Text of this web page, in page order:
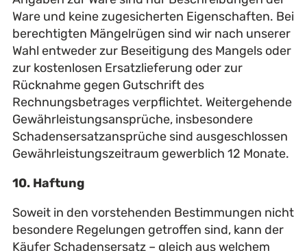
Ware und keine zugesicherten Eigenschaften. Bei
berechtigten Mängelrügen sind wir nach unserer
Wahl entweder zur Beseitigung des Mangels oder
zur kostenlosen Ersatzlieferung oder zur
Rücknahme gegen Gutschrift des
Rechnungsbetrages verpflichtet. Weitergehende
Gewährleistungsansprüche, insbesondere
Schadensersatzansprüche sind ausgeschlossen
Gewährleistungszeitraum gewerblich 12 Monate.
10. Haftung
Soweit in den vorstehenden Bestimmungen nicht
besondere Regelungen getroffen sind, kann der
Käufer Schadensersatz – gleich aus welchem